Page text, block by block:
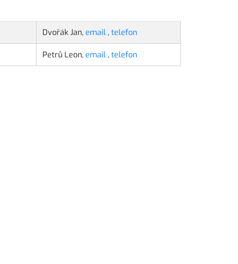
Dvořák Jan, email ,telefon
Petrů Leon, email ,telefon